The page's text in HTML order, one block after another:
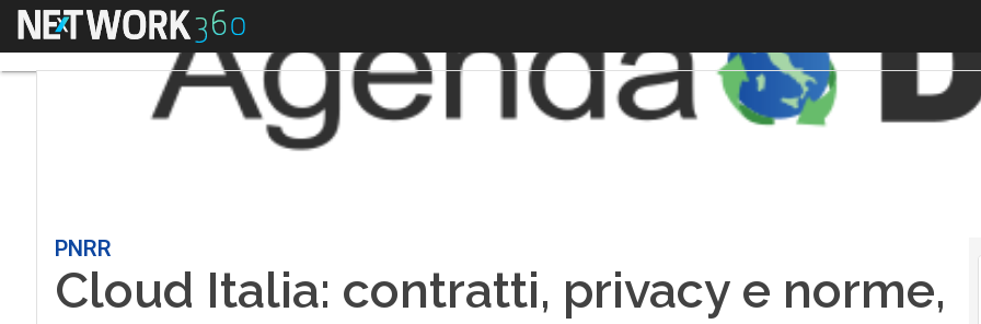
Menu
PNRR
Cloud Italia: contratti, privacy e norme,